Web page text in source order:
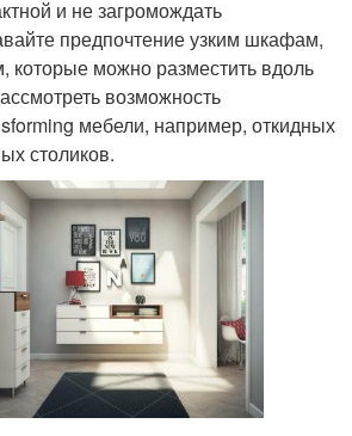
и не загромождать
предпочтение узким шкафам,
которые можно разместить вдоль
возможность
мебели, например, откидных
столиков.